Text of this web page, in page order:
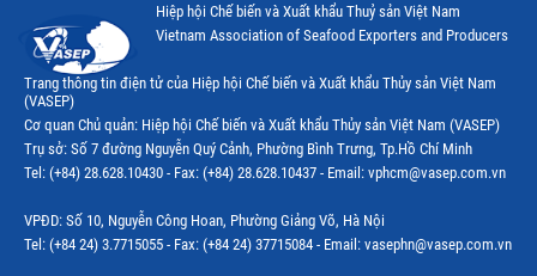
Thị trường Tây Ban Nha
Thị trường thủy sản khác
Thị trường thủy sản thế giới
Hiệp hội Chế biến và Xuất khẩu Thuỷ sản Việt Nam
Vietnam Association of Seafood Exporters and Producers
Trang thông tin điện tử của Hiệp hội Chế biến và Xuất khẩu Thủy sản Việt Nam
(VASEP)
Cơ quan Chủ quản: Hiệp hội Chế biến và Xuất khẩu Thủy sản Việt Nam (VASEP)
Trụ sở: Số 7 đường Nguyễn Quý Cảnh, Phường Bình Trưng, Tp.Hồ Chí Minh
Tel: (+84) 28.628.10430 - Fax: (+84) 28.628.10437 - Email: vphcm@vasep.com.vn
VPĐD: Số 10, Nguyễn Công Hoan, Phường Giảng Võ, Hà Nội
Tel: (+84 24) 3.7715055 - Fax: (+84 24) 37715084 - Email: vasephn@vasep.com.vn